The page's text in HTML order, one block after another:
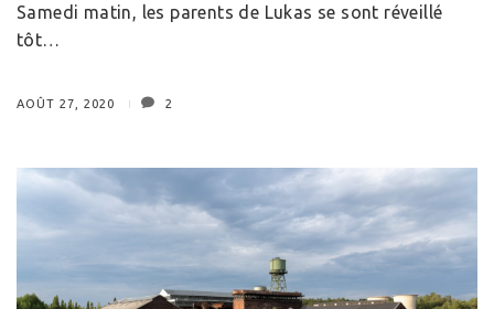
Samedi matin, les parents de Lukas se sont réveillé
tôt…
AOÛT 27, 2020 2